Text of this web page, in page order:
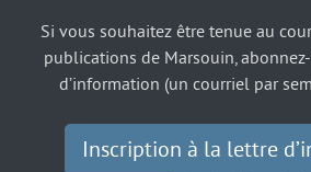
Si vous souhaitez être tenue au
publications de Marsouin,
d’information (un courriel par
Inscription à la lettre